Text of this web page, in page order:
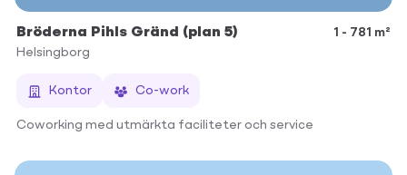
Bröderna Pihls Gränd (plan 5)
1 - 781 m²
Helsingborg
Kontor Co-work
Coworking med utmärkta faciliteter och service